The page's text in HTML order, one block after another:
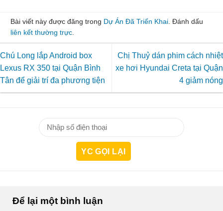
Bài viết này được đăng trong Dự Án Đã Triển Khai. Đánh dấu
liên kết thường trực.
Chú Long lắp Android box
Lexus RX 350 tại Quận Bình
Tân để giải trí đa phương tiện
Chị Thuỷ dán phim cách nhiệt
xe hơi Hyundai Creta tại Quận
4 giảm nóng
Để lại một bình luận